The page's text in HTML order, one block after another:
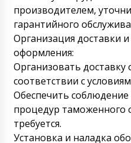
производителем,
гарантийного
Организация доставки
оформления:
Организовать доставку
соответствии с
Обеспечить
процедур таможенного
требуется.
Установка и наладка
оплату,
прислать
вопросы в
Наталья
Роторный таблеточный
Тверь. С уважением,
Роман
Наталья,
промежутке с